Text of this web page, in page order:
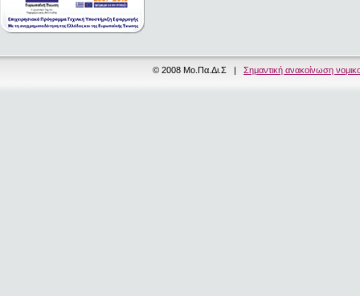
© 2008 Μο.Πα.Δι.Σ | Σημαντική ανακοίνωση